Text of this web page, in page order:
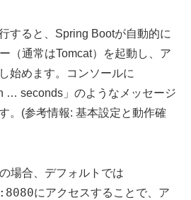
すると、Spring Bootが自動的に
（通常はTomcat）を起動し、ア
始めます。コンソールに
… seconds」のようなメッセージ
。(参考情報: 基本設定と動作確
場合、デフォルトでは
にアクセスすることで、ア